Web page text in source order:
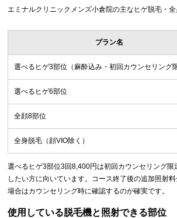
エミナルクリニックメンズ小倉院の主なヒゲ脱毛・
プラン名
選べるヒゲ3部位（麻酔込み・初回カウンセリング限
選べるヒゲ6部位
全顔8部位
全身脱毛（顔VIO除く）
選べるヒゲ3部位3回8,400円は初回カウンセリング
したい方に向いています。コース終了後の追加照射
場合はカウンセリング時に確認するのが確実です。
使用している脱毛機と照射できる部位